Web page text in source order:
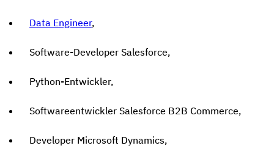
Data Engineer,
Software-Developer Salesforce,
Python-Entwickler,
Softwareentwickler Salesforce B2B Commerce,
Developer Microsoft Dynamics,